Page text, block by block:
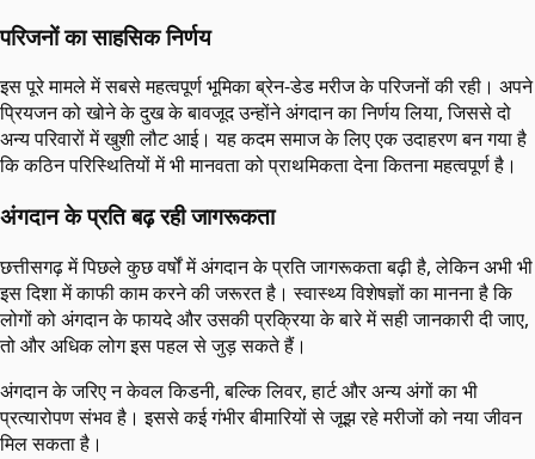
परिजनों का साहसिक निर्णय
इस पूरे मामले में सबसे महत्वपूर्ण भूमिका ब्रेन-डेड मरीज के परिजनों की रही। अपने
प्रियजन को खोने के दुख के बावजूद उन्होंने अंगदान का निर्णय लिया, जिससे दो
अन्य परिवारों में खुशी लौट आई। यह कदम समाज के लिए एक उदाहरण बन गया है
कि कठिन परिस्थितियों में भी मानवता को प्राथमिकता देना कितना महत्वपूर्ण है।
अंगदान के प्रति बढ़ रही जागरूकता
छत्तीसगढ़ में पिछले कुछ वर्षों में अंगदान के प्रति जागरूकता बढ़ी है, लेकिन अभी भी
इस दिशा में काफी काम करने की जरूरत है। स्वास्थ्य विशेषज्ञों का मानना है कि
लोगों को अंगदान के फायदे और उसकी प्रक्रिया के बारे में सही जानकारी दी जाए,
तो और अधिक लोग इस पहल से जुड़ सकते हैं।
अंगदान के जरिए न केवल किडनी, बल्कि लिवर, हार्ट और अन्य अंगों का भी
प्रत्यारोपण संभव है। इससे कई गंभीर बीमारियों से जूझ रहे मरीजों को नया जीवन
मिल सकता है।